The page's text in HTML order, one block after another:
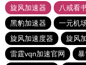
旋风加速器
八戒看
黑豹加速器
一元机
旋风加速度器
旋风
雷霆vqn加速官网